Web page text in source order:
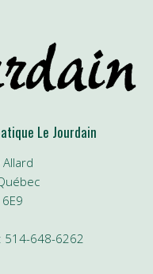
Le Jourdain
514-648-6262